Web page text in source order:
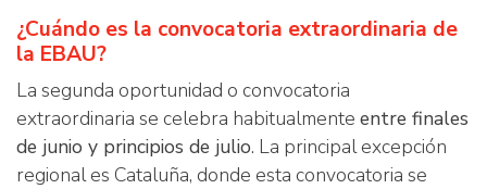
¿Cuándo es la convocatoria extraordinaria de
la EBAU?
La segunda oportunidad o convocatoria
extraordinaria se celebra habitualmente entre finales
de junio y principios de julio. La principal excepción
regional es Cataluña, donde esta convocatoria se